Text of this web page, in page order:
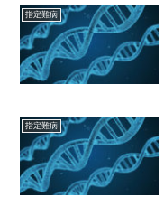
指定難病
指定難病